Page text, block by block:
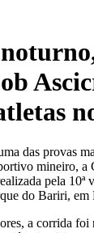
das provas
mineiro, a
pela 10ª
do Bariri, em
a corrida foi